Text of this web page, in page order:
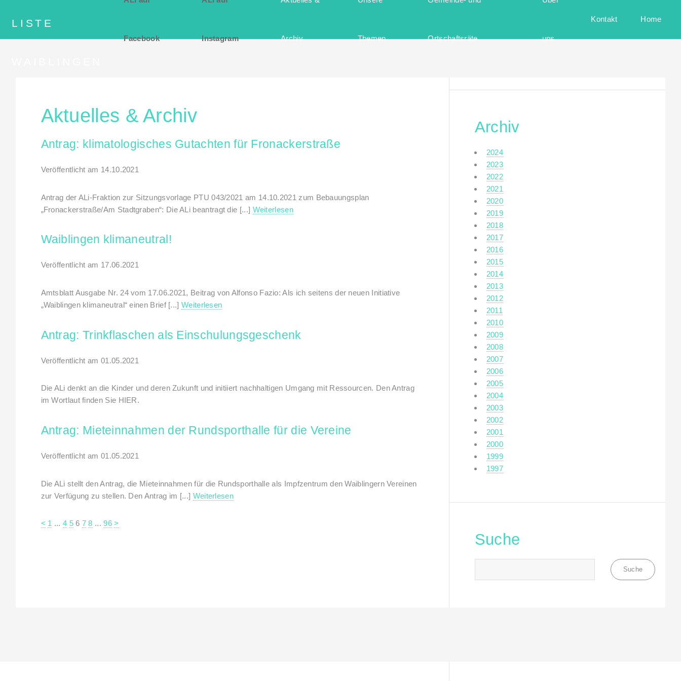
Facebook Instagram Archiv Themen Ortschaftsräte uns
Kontakt Home
Aktuelles & Archiv
Antrag: klimatologisches Gutachten für Fronackerstraße
Veröffentlicht am 14.10.2021
Antrag der ALi-Fraktion zur Sitzungsvorlage PTU 043/2021 am 14.10.2021 zum Bebauungsplan
„Fronackerstraße/Am Stadtgraben“: Die ALi beantragt die [...] Weiterlesen
Waiblingen klimaneutral!
Veröffentlicht am 17.06.2021
Amtsblatt Ausgabe Nr. 24 vom 17.06.2021, Beitrag von Alfonso Fazio: Als ich seitens der neuen Initiative
„Waiblingen klimaneutral“ einen Brief [...] Weiterlesen
Antrag: Trinkflaschen als Einschulungsgeschenk
Veröffentlicht am 01.05.2021
Die ALi denkt an die Kinder und deren Zukunft und initiiert nachhaltigen Umgang mit Ressourcen. Den Antrag
im Wortlaut finden Sie HIER.
Antrag: Mieteinnahmen der Rundsporthalle für die Vereine
Veröffentlicht am 01.05.2021
Die ALi stellt den Antrag, die Mieteinnahmen für die Rundsporthalle als Impfzentrum den Waiblingern Vereinen
zur Verfügung zu stellen. Den Antrag im [...] Weiterlesen
< 1 ... 4 5 6 7 8 ... 96 >
Archiv
2024
2023
2022
2021
2020
2019
2018
2017
2016
2015
2014
2013
2012
2011
2010
2009
2008
2007
2006
2005
2004
2003
2002
2001
2000
1999
1997
Suche